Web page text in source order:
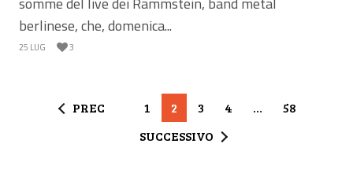
berlinese, che, domenica...
25 LUG 3
PREC 1 2 3 4 …
58
SUCCESSIVO